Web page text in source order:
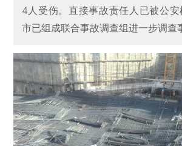
4人受伤。直接事故责任人已被公
市已组成联合事故调查组进一步调查